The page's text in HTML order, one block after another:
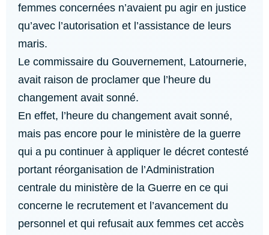
femmes concernées n’avaient pu agir en justice
qu’avec l’autorisation et l’assistance de leurs
maris.
Le commissaire du Gouvernement, Latournerie,
avait raison de proclamer que l’heure du
changement avait sonné.
En effet, l’heure du changement avait sonné,
mais pas encore pour le ministère de la guerre
qui a pu continuer à appliquer le décret contesté
portant réorganisation de l’Administration
centrale du ministère de la Guerre en ce qui
concerne le recrutement et l’avancement du
personnel et qui refusait aux femmes cet accès